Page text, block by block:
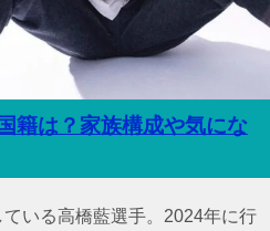
籍は？家族構成や気にな
いる高橋藍選手。2024年に行